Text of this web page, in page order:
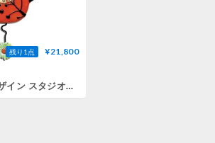
残り1点 ¥21,800
アレン デザイン スタジオ◆P9014◆ティーポット掛け時計◆ALLEN DESIGN STUDIO